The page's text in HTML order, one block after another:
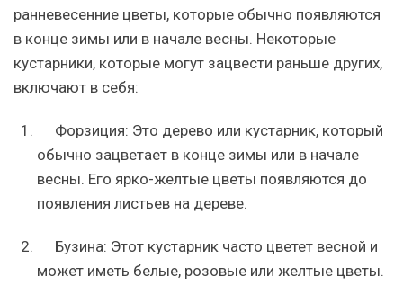
ранневесенние цветы, которые обычно появляются
в конце зимы или в начале весны. Некоторые
кустарники, которые могут зацвести раньше других,
включают в себя:
Форзиция: Это дерево или кустарник, который
обычно зацветает в конце зимы или в начале
весны. Его ярко-желтые цветы появляются до
появления листьев на дереве.
Бузина: Этот кустарник часто цветет весной и
может иметь белые, розовые или желтые цветы.